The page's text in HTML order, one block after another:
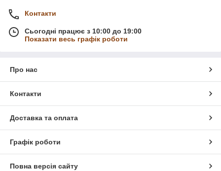
Контакти
Сьогодні працює з 10:00 до 19:00
Показати весь графік роботи
Про нас
Контакти
Доставка та оплата
Графік роботи
Повна версія сайту